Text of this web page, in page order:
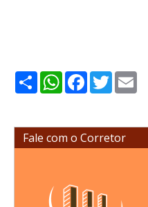
ShareWhatsApp
Facebook
Twitter
Fale com o Corretor